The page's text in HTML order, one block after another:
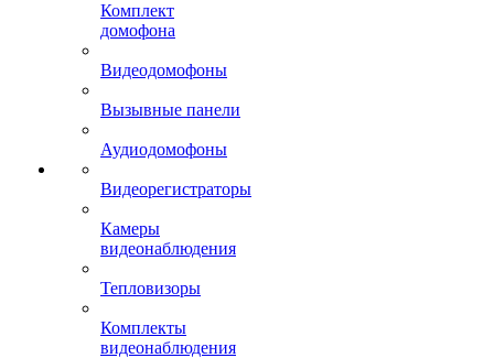
Комплект
домофона
Видеодомофоны
Вызывные панели
Аудиодомофоны
Видеорегистраторы
Камеры
видеонаблюдения
Тепловизоры
Комплекты
видеонаблюдения